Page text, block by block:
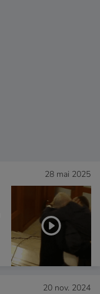
28 mai 2025
20 nov. 2024